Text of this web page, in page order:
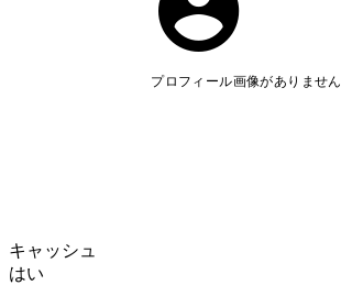
プロフィール画像がありません
キャッシュ
はい